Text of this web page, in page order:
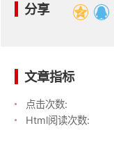
分享
文章指标
点击次数:
Html阅读次数: